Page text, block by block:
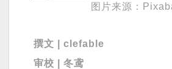
图片来源：
撰文 | clefable
审校 | 冬鸢